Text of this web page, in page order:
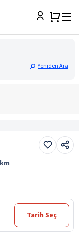
Yeniden Ara
km
Tarih Seç